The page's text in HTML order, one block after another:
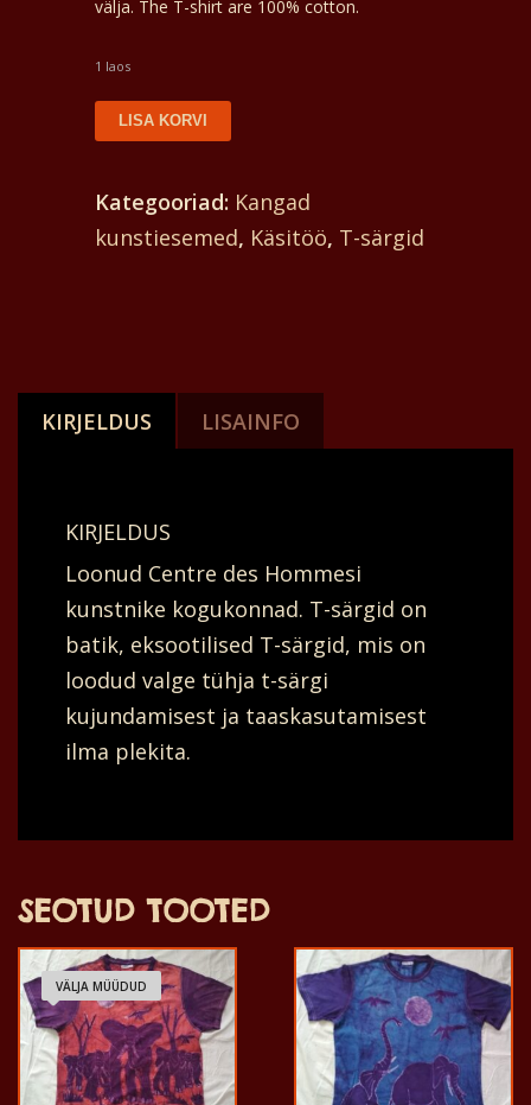
välja. The T-shirt are 100% cotton.
1 laos
batik
unisex,
turule
oma
ja
kaks
lindu
nende
kohal
ja
taga
kaupa
seljas
ja
naised
kannavad
LISA KORVI
Kategooriad: Kangad
kunstiesemed, Käsitöö, T-särgid
KIRJELDUS LISAINFO
KIRJELDUS
Loonud Centre des Hommesi
kunstnike kogukonnad. T-särgid on
batik, eksootilised T-särgid, mis on
loodud valge tühja t-särgi
kujundamisest ja taaskasutamisest
ilma plekita.
SEOTUD TOOTED
VÄLJA MÜÜDUD